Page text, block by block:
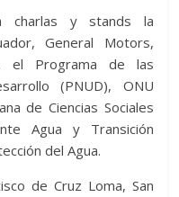
charlas y stands la
General Motors,
el Programa de las
(PNUD), ONU
de Ciencias Sociales
Agua y Transición
del Agua.
de Cruz Loma, San